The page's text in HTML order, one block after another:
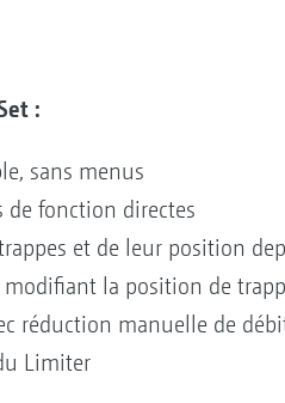
:
sans menus
fonction directes
et de leur position
la position de
réduction manuelle de
Limiter